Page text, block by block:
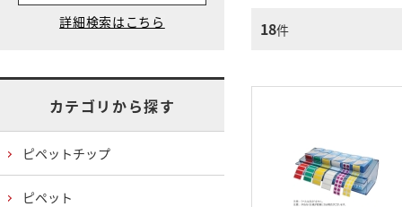
18件
カテゴリから探す
ピペットチップ
ピペット